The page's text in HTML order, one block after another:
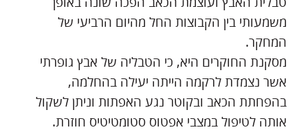
משמעותי בין הקבוצות החל מהיום הרביעי של
המחקר.
מסקנת החוקרים היא, כי הטבליה של אבץ גופרתי
אשר נצמדת לרקמה הייתה יעילה בהחלמה,
בהפחתת הכאב ובקוטר נגע האפתות וניתן לשקול
אותה לטיפול במצבי אפטוס סטומטיטיס חוזרת.